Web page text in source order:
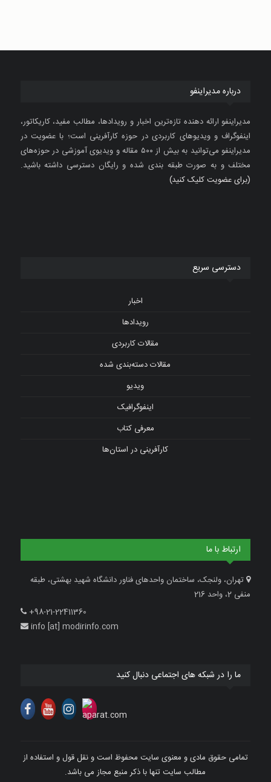
درباره مدیراینفو
مدیراینفو ارائه دهنده تازه‌ترین اخبار و رویدادها، مطالب مفید، کاریکاتور،
اینفوگراف و ویدیوهای کاربردی در حوزه کارآفرینی است؛ با عضویت در
مدیراینفو می‌توانید به بیش از ۵۰۰ مقاله و ویدیوی آموزشی در حوزه‌های
مختلف و به صورت طبقه بندی شده و رایگان دسترسی داشته باشید.
(برای عضویت کلیک کنید)
دسترسی سریع
اخبار
رویدادها
مقالات کاربردی
مقالات دسته‌بندی شده
ویدیو
اینفوگرافیک
معرفی کتاب
کارآفرینی در استان‌ها
ارتباط با ما
تهران، ولنجک، ساختمان واحدهای فناور دانشگاه شهید بهشتی، طبقه
منفی 2، واحد 216
+98-21-22411360
info [at] modirinfo.com
ما را در شبکه های اجتماعی دنبال کنید
تمامی حقوق مادی و معنوی سایت محفوظ است و نقل قول و استفاده از
مطالب سایت تنها با ذکر منبع مجاز می باشد.